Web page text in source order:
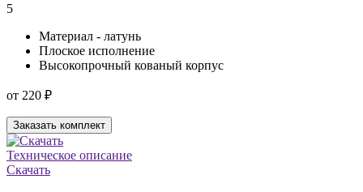
5
Материал - латунь
Плоское исполнение
Высокопрочный кованый корпус
от 220 ₽
Заказать комплект
Техническое описание
Скачать